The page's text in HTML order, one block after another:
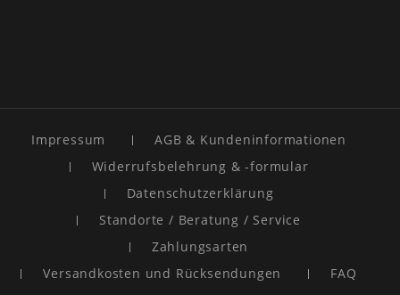
Impressum
AGB & Kundeninformationen
Widerrufsbelehrung & -formular
Datenschutzerklärung
Standorte / Beratung / Service
Zahlungsarten
Versandkosten und Rücksendungen
FAQ